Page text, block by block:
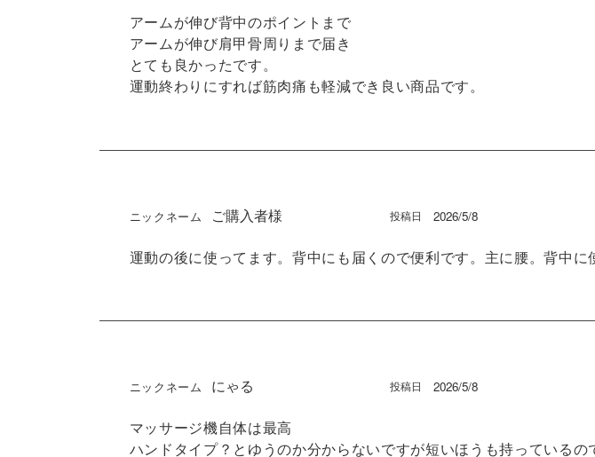
アームが伸び背中のポイントまで
アームが伸び肩甲骨周りまで届き
とても良かったです。
運動終わりにすれば筋肉痛も軽減でき良い商品です。
ご購入者様 投稿日 2026/5/8
運動の後に使ってます。背中にも届くので便利です。主に腰。背中に
にゃる 投稿日 2026/5/8
マッサージ機自体は最高
ハンドタイプ？とゆうのか分からないですが短いほうも持っている